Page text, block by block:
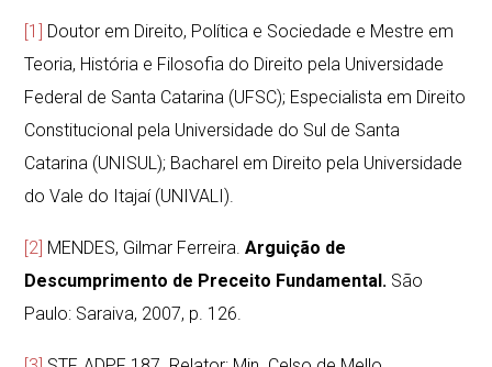
[1] Doutor em Direito, Política e Sociedade e Mestre em
Teoria, História e Filosofia do Direito pela Universidade
Federal de Santa Catarina (UFSC); Especialista em Direito
Constitucional pela Universidade do Sul de Santa
Catarina (UNISUL); Bacharel em Direito pela Universidade
do Vale do Itajaí (UNIVALI).
[2] MENDES, Gilmar Ferreira.Arguição de
Descumprimento de Preceito Fundamental. São
Paulo: Saraiva, 2007, p. 126.